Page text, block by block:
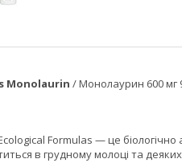
Monolaurin / Монолаурин 600 мг
Formulas — це
в грудному молоці та